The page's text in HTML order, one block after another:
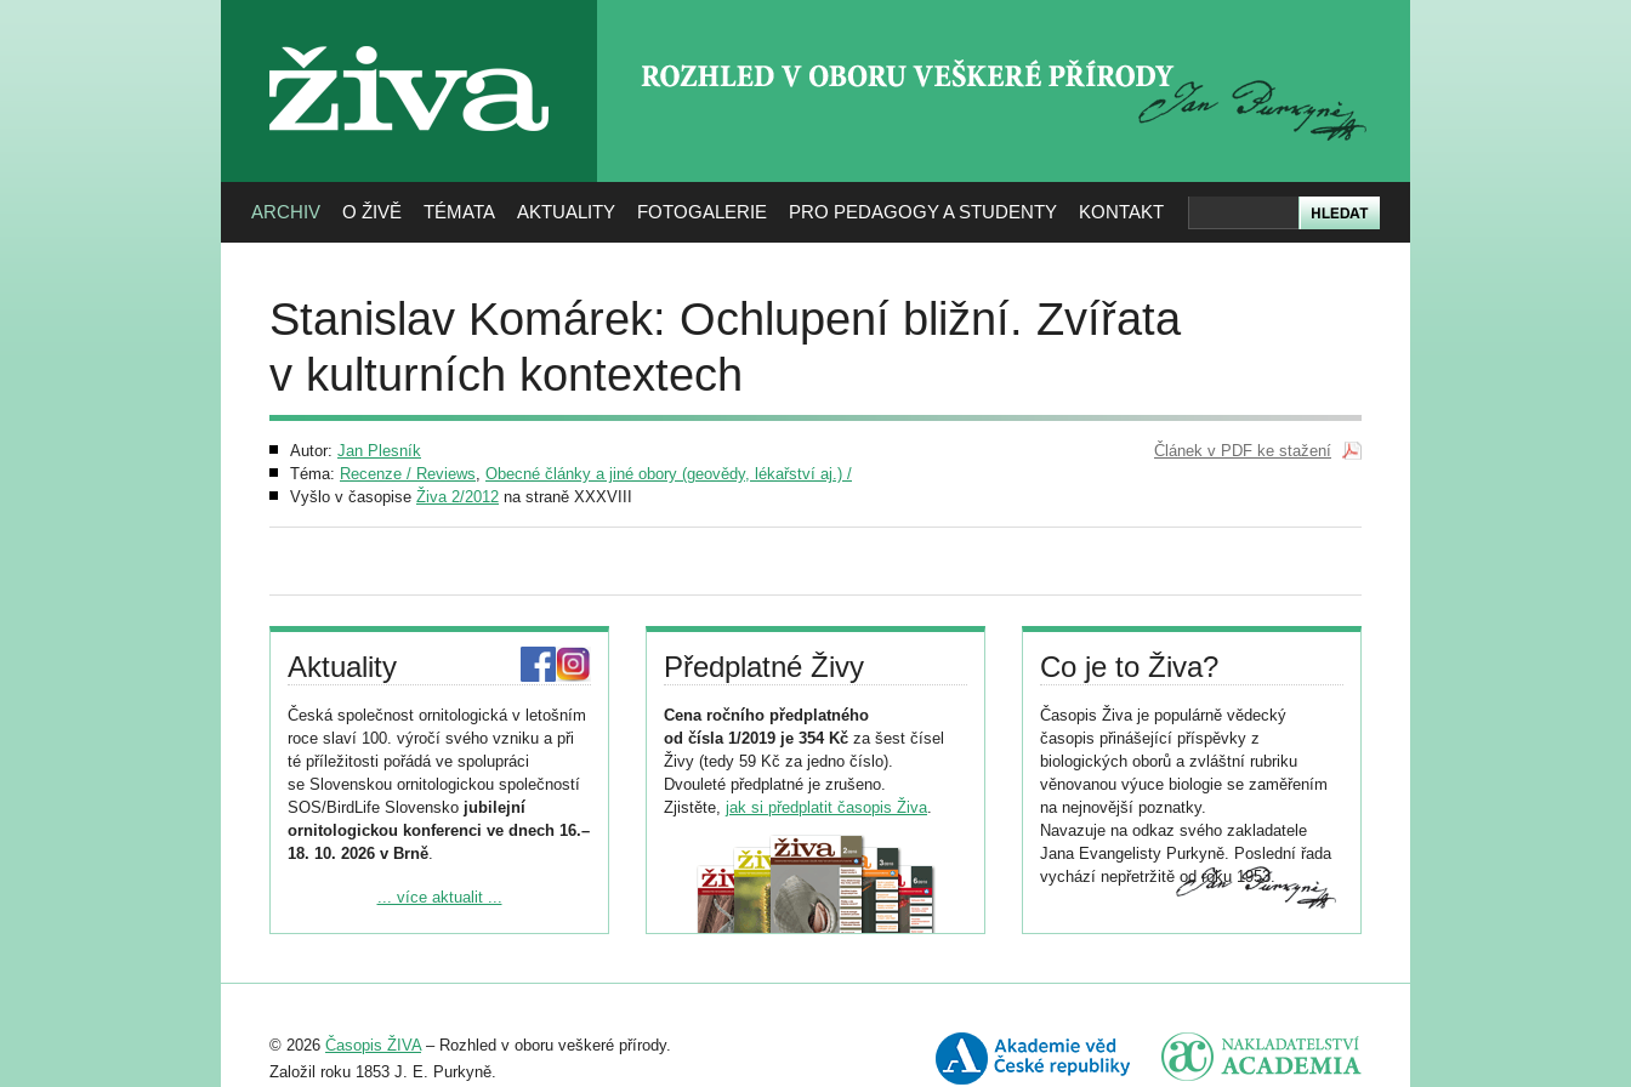
živa
ARCHIV O ŽIVĚ TÉMATA AKTUALITY FOTOGALERIE PRO PEDAGOGY A STUDENTY KONTAKT
Stanislav Komárek: Ochlupení bližní. Zvířata
v kulturních kontextech
Autor: Jan Plesník
Téma: Recenze / Reviews, Obecné články a jiné obory (geovědy, lékařství aj.) /
Vyšlo v časopise Živa 2/2012 na straně XXXVIII
Článek v PDF ke stažení
Aktuality
Česká společnost ornitologická v letošním
roce slaví 100. výročí svého vzniku a při
té příležitosti pořádá ve spolupráci
se Slovenskou ornitologickou společností
SOS/BirdLife Slovensko jubilejní
ornitologickou konferenci ve dnech 16.–
18. 10. 2026 v Brně.
Podrobnější informace ke konferenci
Registrovat se můžete do 6. září.
abstraktu přihlášené přednášky nebo
posteru je už 30. června.
... více aktualit ...
Předplatné Živy
Cena ročního předplatného
od čísla 1/2019 je 354 Kč za šest čísel
Živy (tedy 59 Kč za jedno číslo).
Dvouleté předplatné je zrušeno.
Zjistěte, jak si předplatit časopis Živa.
Co je to Živa?
Časopis Živa je populárně vědecký
časopis přinášející příspěvky z
biologických oborů a zvláštní rubriku
věnovanou výuce biologie se zaměřením
na nejnovější poznatky.
Navazuje na odkaz svého zakladatele
Jana Evangelisty Purkyně. Poslední řada
vychází nepřetržitě od roku 1953.
© 2026 Časopis ŽIVA– Rozhled v oboru veškeré přírody.
Založil roku 1853 J. E. Purkyně.